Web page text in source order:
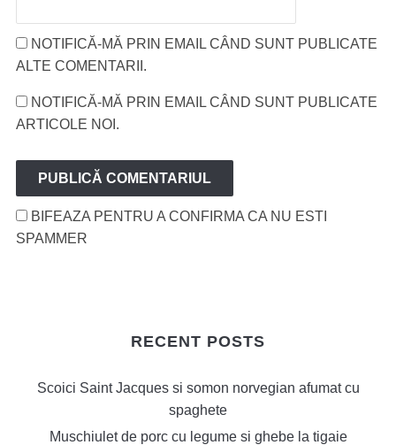
NOTIFICĂ-MĂ PRIN EMAIL CÂND SUNT PUBLICATE
ALTE COMENTARII.
NOTIFICĂ-MĂ PRIN EMAIL CÂND SUNT PUBLICATE
ARTICOLE NOI.
BIFEAZA PENTRU A CONFIRMA CA NU ESTI
SPAMMER
RECENT POSTS
Scoici Saint Jacques si somon norvegian afumat cu
spaghete
Muschiulet de porc cu legume si ghebe la tigaie